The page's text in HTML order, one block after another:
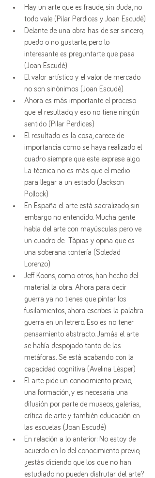
Hay un arte que es fraude, sin duda, no
todo vale (Pilar Perdices y Joan Escudé)
Delante de una obra has de ser sincero,
puedo o no gustarte, pero lo
interesante es preguntarte que pasa
(Joan Escudé)
El valor artístico y el valor de mercado
no son sinónimos (Joan Escudé)
Ahora es más importante el proceso
que el resultado, y eso no tiene ningún
sentido (Pilar Perdices)
El resultado es la cosa, carece de
importancia como se haya realizado el
cuadro siempre que este exprese algo.
La técnica no es más que el medio
para llegar a un estado (Jackson
Pollock)
En España el arte está sacralizado, sin
embargo no entendido. Mucha gente
habla del arte con mayúsculas pero ve
un cuadro de  Tàpias y opina que es
una soberana tontería (Soledad
Lorenzo)
Jeff Koons, como otros, han hecho del
material la obra. Ahora para decir
guerra ya no tienes que pintar los
fusilamientos, ahora escribes la palabra
guerra en un letrero. Eso es no tener
pensamiento abstracto. Jamás el arte
se había despojado tanto de las
metáforas. Se está acabando con la
capacidad cognitiva (Avelina Lésper)
El arte pide un conocimiento previo,
una formación, y es necesaria una
difusión por parte de museos, galerías,
crítica de arte y también educación en
las escuelas (Joan Escudé)
En relación a lo anterior: No estoy de
acuerdo en lo del conocimiento previo,
¿estás diciendo que los que no han
estudiado no pueden disfrutar del arte?